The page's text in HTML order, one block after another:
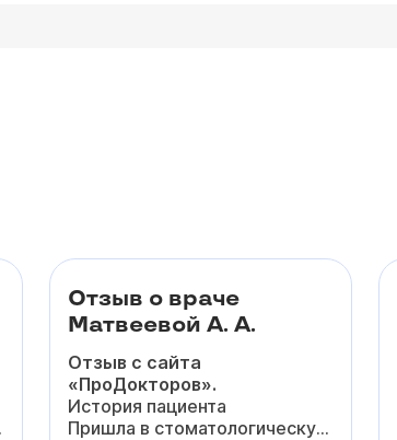
Отзыв о враче
Матвеевой А. А.
Отзыв с сайта
«ПроДокторов».
История пациента
Пришла в стоматологическую